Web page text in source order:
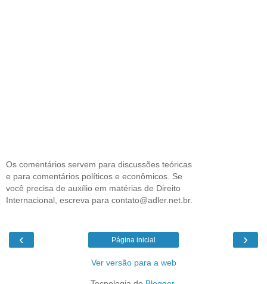
Os comentários servem para discussões teóricas
e para comentários políticos e econômicos. Se
você precisa de auxílio em matérias de Direito
Internacional, escreva para contato@adler.net.br.
‹ ›
Página inicial
Ver versão para a web